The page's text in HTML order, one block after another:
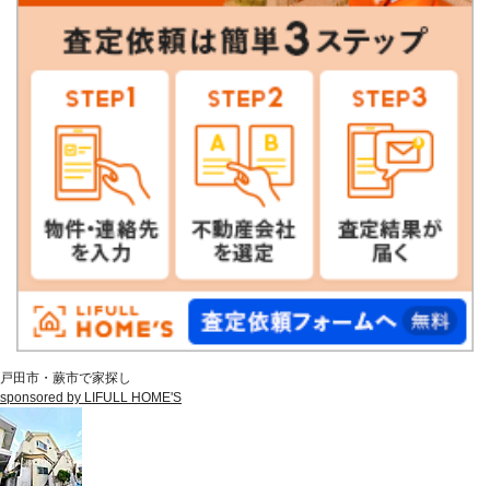
戸田市・蕨市で家探し
sponsored by LIFULL HOME'S